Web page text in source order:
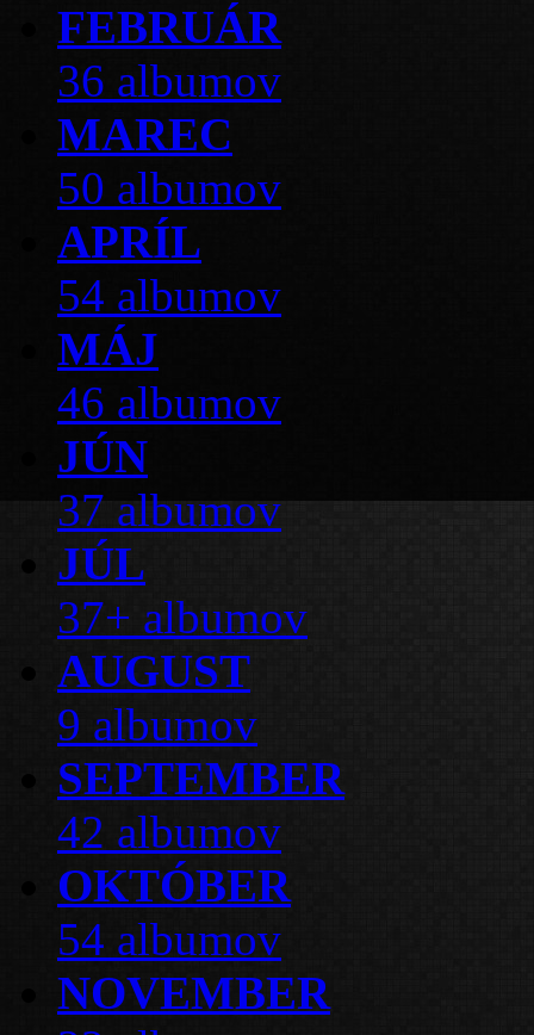
FEBRUÁR
36 albumov
MAREC
50 albumov
APRÍL
54 albumov
MÁJ
46 albumov
JÚN
37 albumov
JÚL
37+ albumov
AUGUST
9 albumov
SEPTEMBER
42 albumov
OKTÓBER
54 albumov
NOVEMBER